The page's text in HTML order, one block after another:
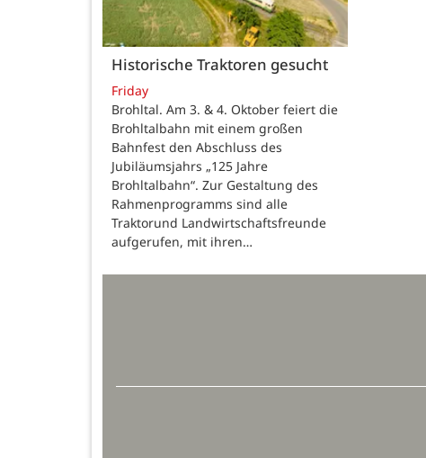
Historische Traktoren gesucht
Friday
Brohltal. Am 3. & 4. Oktober feiert die
Brohltalbahn mit einem großen
Bahnfest den Abschluss des
Jubiläumsjahrs „125 Jahre
Brohltalbahn“. Zur Gestaltung des
Rahmenprogramms sind alle
Traktorund Landwirtschaftsfreunde
aufgerufen, mit ihren…